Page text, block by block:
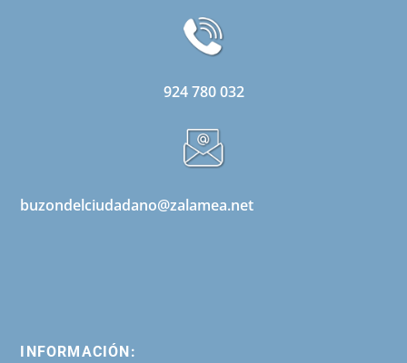
924 780 032
buzondelciudadano@zalamea.net
INFORMACIÓN: